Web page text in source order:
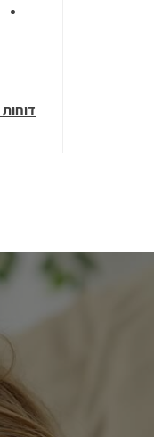
דוחות BI למנהלים